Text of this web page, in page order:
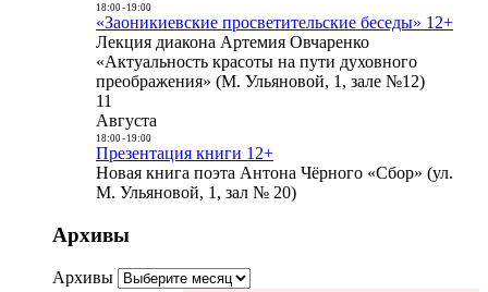
18:00- 19:00
«Заоникиевские просветительские беседы» 12+
Лекция диакона Артемия Овчаренко
«Актуальность красоты на пути духовного
преображения» (М. Ульяновой, 1, зале №12)
11
Августа
18:00- 19:00
Презентация книги 12+
Новая книга поэта Антона Чёрного «Сбор» (ул.
М. Ульяновой, 1, зал № 20)
Архивы
Архивы